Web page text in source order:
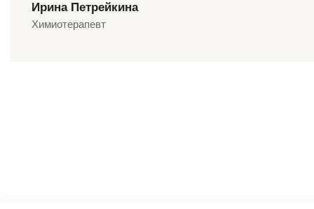
Ирина Петрейкина
Химиотерапевт